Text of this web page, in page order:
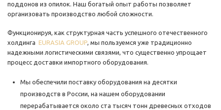
поддонов из опилок. Наш богатый опыт работы позволяет
организовать производство любой сложности.
Функционируя, как структурная часть успешного отечественного
холдинга EURASIA GROUP, мы пользуемся уже традиционно
надежными логистическими связями, что существенно упрощает
процесс доставки импортного оборудования.
Мы обеспечили поставку оборудования на десятки
производств в России, на нашем оборудовании
перерабатывается около ста тысяч тонн древесных отходов